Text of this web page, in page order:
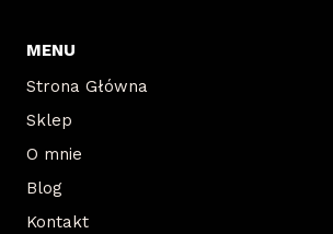
MENU
Strona Główna
Sklep
O mnie
Blog
Kontakt